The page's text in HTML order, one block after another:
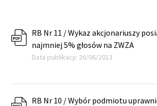
RB Nr 11 / Wykaz akcjonariuszy
najmniej 5% głosów na ZWZA
Data publikacji: 26/06/2013
RB Nr 10 / Wybór podmiotu